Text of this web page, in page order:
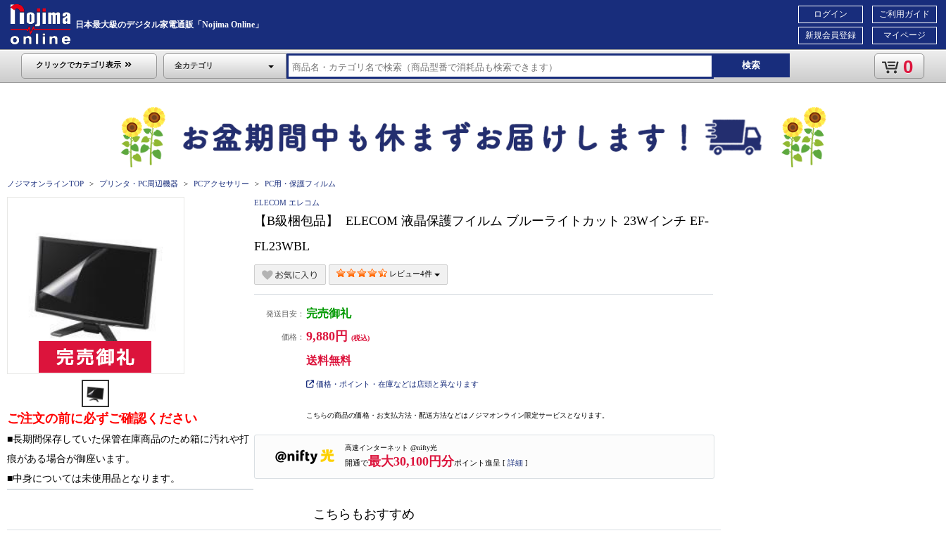
日本最大級のデジタル家電通販「Nojima Online」
ご利用ガイド
マイページ
ログイン
新規会員登録
クリックでカテゴリ表示 全カテゴリ 検索 0
ノジマオンラインTOP プリンタ・PC周辺機器 PCアクセサリー PC用・保護フィルム
ご注文の前に必ずご確認ください
■長期間保存していた保管在庫商品のため箱に汚れや打
痕がある場合が御座います。
■中身については未使用品となります。
ELECOM エレコム
【B級梱包品】 ELECOM 液晶保護フイルム ブルーライトカット 23Wインチ EF-
FL23WBL
レビュー4件
発送目安： 完売御礼
価格： 9,880円 (税込)
送料無料
価格・ポイント・在庫などは店頭と異なります
こちらの商品の価格・お支払方法・配送方法などはノジマオンライン限定サービスとなります。
高速インターネット @nifty光
開通で最大30,100円分ポイント進呈 [ 詳細 ]
こちらもおすすめ